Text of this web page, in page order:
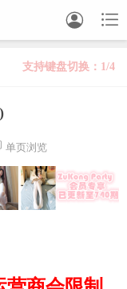


SSR
支持键盘切换：1/4
单页浏览